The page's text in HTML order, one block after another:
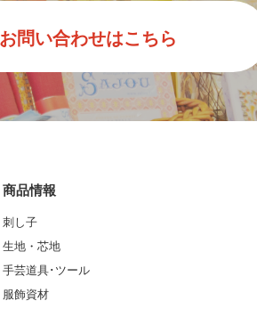
お問い合わせはこちら
商品情報
刺し子
生地・芯地
手芸道具･ツール
服飾資材